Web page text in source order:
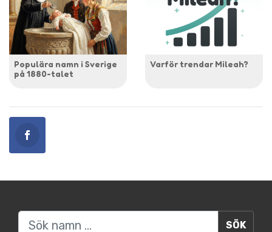
Populära namn i Sverige
på 1880-talet
Varför trendar Mileah?
Sök